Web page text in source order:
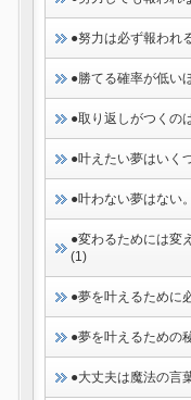
●努力は必ず報われ
●勝てる確率が低い
●取り返しがつくの
●叶えたい夢はいく
●叶わない夢はない
●変わるためには変
(1)
●夢を叶えるために
●夢を叶えるための
●大丈夫は魔法の言